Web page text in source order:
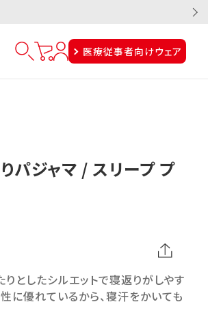
医療従事者向けウェア
パジャマ / スリープ プ
としたシルエットで寝返りがしやす
に優れているから、寝汗をかいても